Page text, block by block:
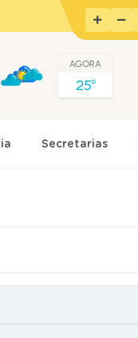
AGORA
25º
Secretarias